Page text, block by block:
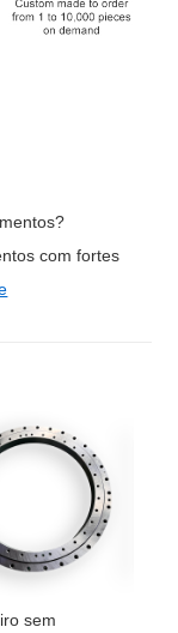
com fortes
sem